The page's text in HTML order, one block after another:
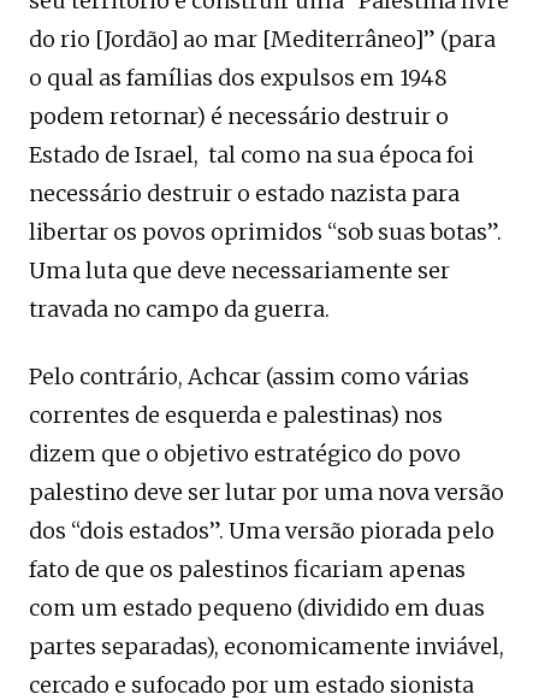
do rio [Jordão] ao mar [Mediterrâneo]” (para
o qual as famílias dos expulsos em 1948
podem retornar) é necessário destruir o
Estado de Israel, tal como na sua época foi
necessário destruir o estado nazista para
libertar os povos oprimidos “sob suas botas”.
Uma luta que deve necessariamente ser
travada no campo da guerra.
Pelo contrário, Achcar (assim como várias
correntes de esquerda e palestinas) nos
dizem que o objetivo estratégico do povo
palestino deve ser lutar por uma nova versão
dos “dois estados”. Uma versão piorada pelo
fato de que os palestinos ficariam apenas
com um estado pequeno (dividido em duas
partes separadas), economicamente inviável,
cercado e sufocado por um estado sionista